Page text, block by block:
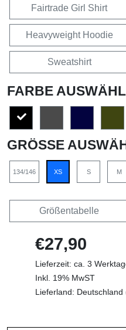
Fairtrade Girl Shirt
Heavyweight Hoodie
Sweatshirt
FARBE
GRÖSSE
134/146 XS S M
Größentabelle
€27,90
Lieferzeit: ca. 3
Inkl. 19% MwST
Lieferland: Deutschland